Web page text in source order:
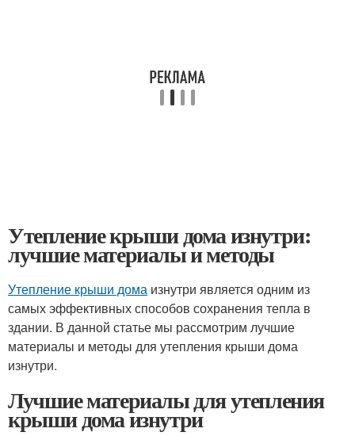
Утепление крыши дома изнутри:
лучшие материалы и методы
Утепление крыши дома изнутри является одним из
самых эффективных способов сохранения тепла в
здании. В данной статье мы рассмотрим лучшие
материалы и методы для утепления крыши дома
изнутри.
Лучшие материалы для утепления
крыши дома изнутри